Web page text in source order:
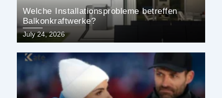
Welche Installationsprobleme betreffen
Balkonkraftwerke?
Posted
on
July 24, 2026